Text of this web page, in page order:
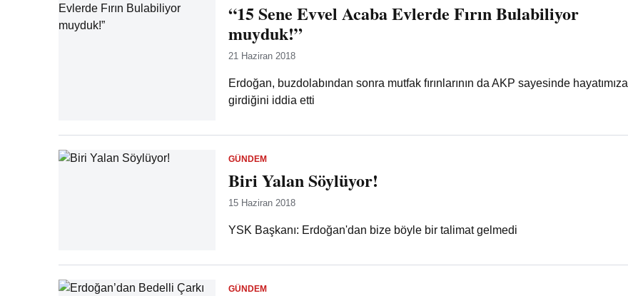
“15 Sene Evvel Acaba Evlerde Fırın Bulabiliyor
muyduk!”
21 Haziran 2018
Erdoğan, buzdolabından sonra mutfak fırınlarının da AKP sayesinde hayatımıza
girdiğini iddia etti
GÜNDEM
Biri Yalan Söylüyor!
15 Haziran 2018
YSK Başkanı: Erdoğan'dan bize böyle bir talimat gelmedi
GÜNDEM